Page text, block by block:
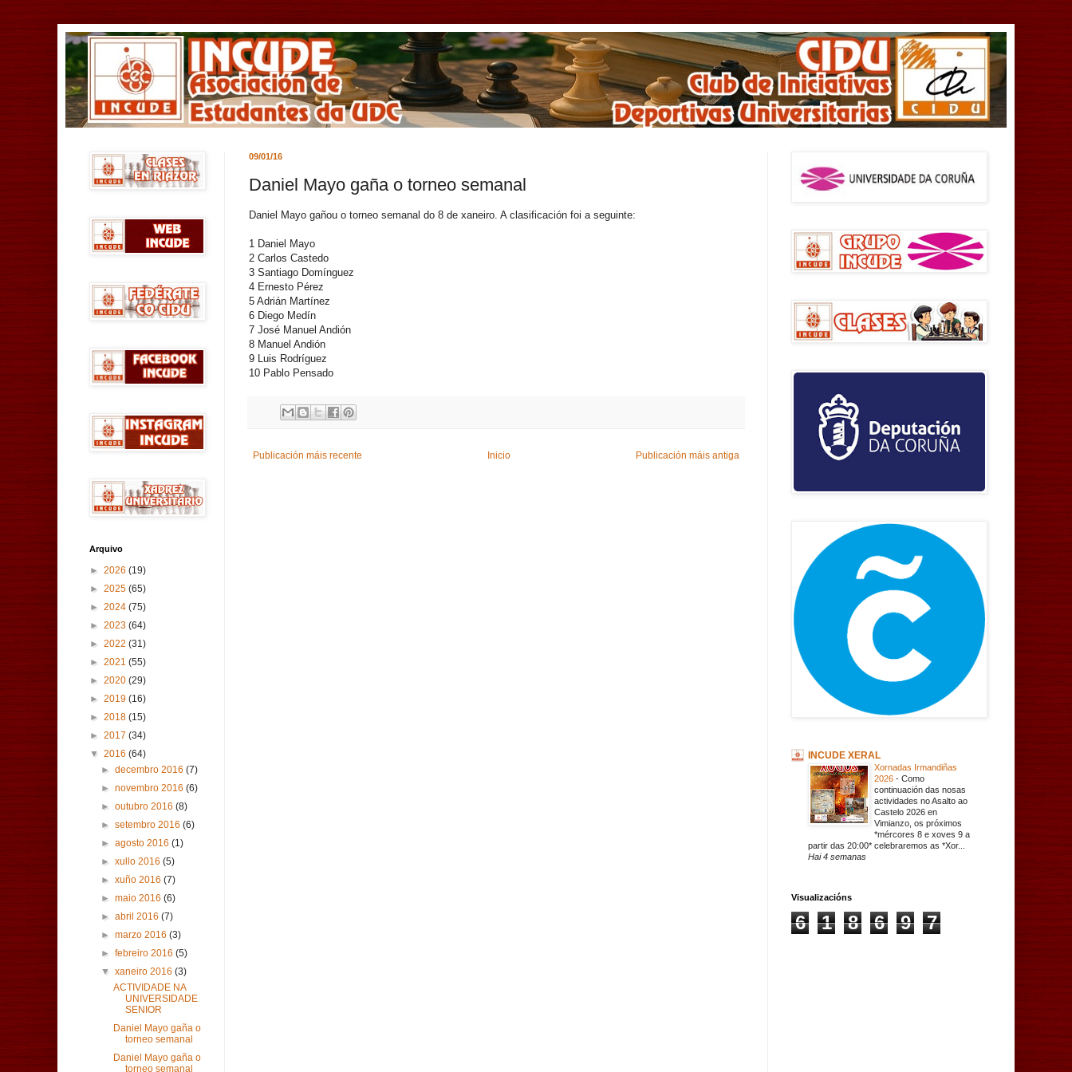
09/01/16
Daniel Mayo gaña o torneo semanal
Daniel Mayo gañou o torneo semanal do 8 de xaneiro. A clasificación foi a seguinte:
1 Daniel Mayo
2 Carlos Castedo
3 Santiago Domínguez
4 Ernesto Pérez
5 Adrián Martínez
6 Diego Medín
7 José Manuel Andión
8 Manuel Andión
9 Luis Rodríguez
10 Pablo Pensado
Publicación máis recente Publicación máis antiga
Inicio
Arquivo
► 2026 (19)
► 2025 (65)
► 2024 (75)
► 2023 (64)
► 2022 (31)
► 2021 (55)
► 2020 (29)
► 2019 (16)
► 2018 (15)
► 2017 (34)
▼ 2016 (64)
►decembro 2016(7)
►novembro 2016(6)
►outubro 2016(8)
►setembro 2016(6)
►agosto 2016(1)
►xullo 2016(5)
►xuño 2016(7)
►maio 2016(6)
►abril 2016(7)
►marzo 2016(3)
►febreiro 2016(5)
▼xaneiro 2016(3)
ACTIVIDADE NA
UNIVERSIDADE
SENIOR
Daniel Mayo gaña o
torneo semanal
Daniel Mayo gaña o
torneo semanal
INCUDE XERAL
Xornadas Irmandiñas
2026 - Como
continuación das nosas
actividades no Asalto ao
Castelo 2026 en
Vimianzo, os próximos
*mércores 8 e xoves 9 a
partir das 20:00* celebraremos as *Xor...
Hai 4 semanas
Visualizacións
6 1 8 6 9 7